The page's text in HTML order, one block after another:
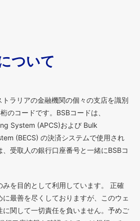
ついて
ラリアの金融機関の個々の支店を識別
のコードです。BSBコードは、
System (APCS)および Bulk
(BECS) の決済システムで使用され
受取人の銀行口座番号と一緒にBSBコ
みを目的として利用しています。 正確
最善を尽くしておりますが、このウェ
に関して一切責任を負いません。予めご